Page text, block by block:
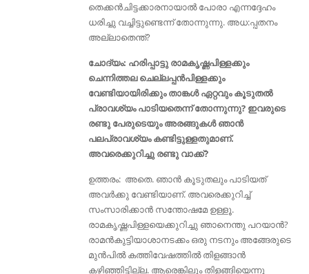
തെക്കന്‍ചിട്ടക്കാരനായാല്‍ പോരാ എന്നദ്ദേഹം
ധരിച്ചു വച്ചിട്ടുണ്ടെന്ന് തോന്നുന്നു. അധ:പ്പതനം
അല്ലാതെന്ത്?
ചോദ്യം: ഹരിപ്പാട്ടു രാമകൃഷ്ണപിള്ളക്കും
ചെന്നിത്തല ചെല്ലപ്പൻപിള്ളക്കും
വേണ്ടിയായിരിക്കും താങ്കൾ ഏറ്റവും കൂടുതൽ
പ്രാവശ്യം പാടിയതെന്ന് തോന്നുന്നു? ഇവരുടെ
രണ്ടു പേരുടെയും അരങ്ങുകൾ ഞാൻ
പലപ്രാവശ്യം കണ്ടിട്ടുള്ളതുമാണ്.
അവരെക്കുറിച്ചു രണ്ടു വാക്ക്?
ഉത്തരം: അതെ. ഞാൻ കൂടുതലും പാടിയത്
അവർക്കു വേണ്ടിയാണ്. അവരെക്കുറിച്ച്
സംസാരിക്കാൻ സന്തോഷമേ ഉള്ളൂ.
രാമകൃഷ്ണപിള്ളയെക്കുറിച്ചു ഞാനെന്തു പറയാൻ?
രാമന്‍കുട്ടിയാശാനടക്കം ഒരു നടനും അങ്ങേരുടെ
മുന്‍പില്‍ കത്തിവേഷത്തിൽ തിളങ്ങാന്‍
കഴിഞ്ഞിട്ടില്ല. ആരെങ്കിലും തിളങ്ങിയെന്നു